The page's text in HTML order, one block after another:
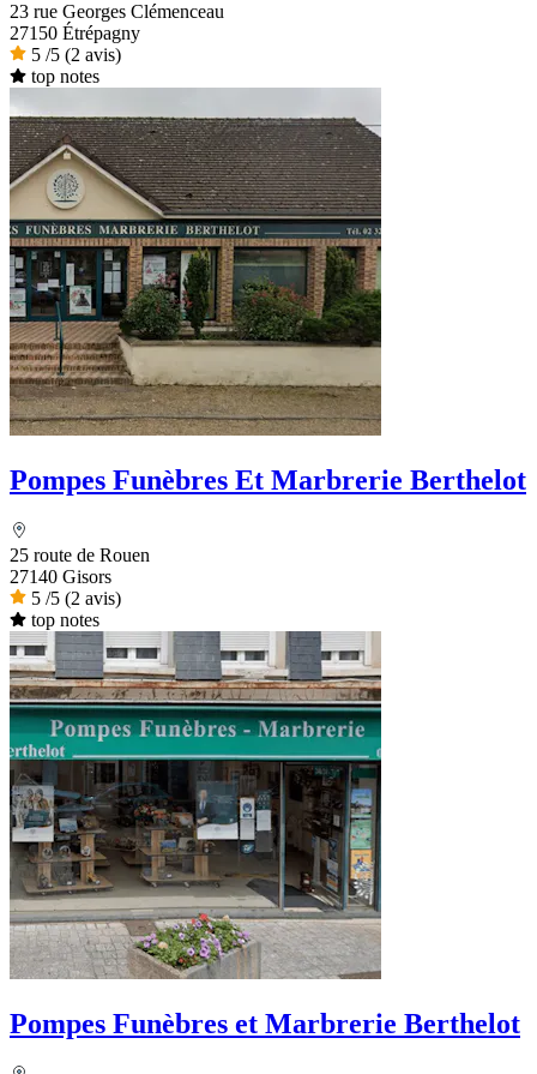
23 rue Georges Clémenceau
27150 Étrépagny
5 /5 (2 avis)
top notes
Pompes Funèbres Et Marbrerie Berthelot
25 route de Rouen
27140 Gisors
5 /5 (2 avis)
top notes
Pompes Funèbres et Marbrerie Berthelot